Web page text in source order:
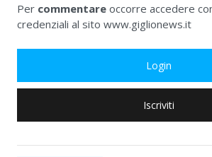
Per commentare occorre accedere
credenziali al sito www.giglionews.it
Login
Iscriviti